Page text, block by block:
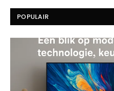
POPULAIR